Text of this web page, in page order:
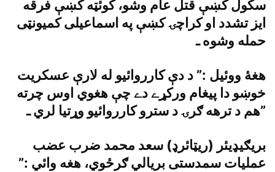
سکول کښې قتل عام وشو، کوئټه کښې فرقه
ايز تشدد او کراچۍ کښې په اسماعيلى کميونټى
حمله وشوه ـ
هغۀ ووئيل :” د دې کارروائيو له لارې عسکريت
خوښو دا پيغام ورکړے دے چې هغوي اوس چرته
هم د ترهه ګرۍ د سترو کارروائيو وړتيا لري ـ”
بريګيډيئر (ريټائرډ) سعد محمد ضرب عضب
عمليات سمدستى بريالي ګرځوي، هغه وائي :”